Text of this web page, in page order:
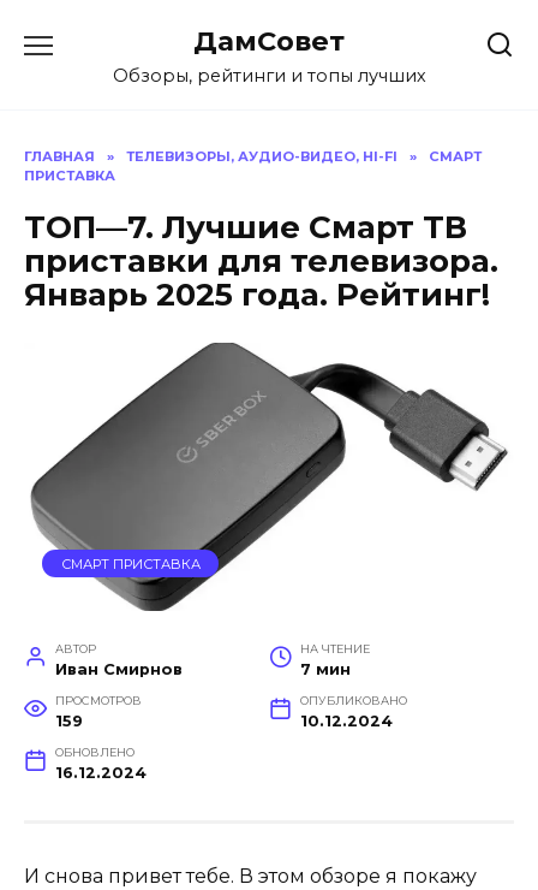
содержанию
ДамСовет
Обзоры, рейтинги и топы лучших
ГЛАВНАЯ » ТЕЛЕВИЗОРЫ, АУДИО-ВИДЕО, HI-FI »
СМАРТ
ПРИСТАВКА
ТОП—7. Лучшие Смарт ТВ
приставки для телевизора.
Январь 2025 года. Рейтинг!
СМАРТ ПРИСТАВКА
АВТОР
Иван Смирнов
НА ЧТЕНИЕ
7 мин
ПРОСМОТРОВ
159
ОПУБЛИКОВАНО
10.12.2024
ОБНОВЛЕНО
16.12.2024
И снова привет тебе. В этом обзоре я покажу